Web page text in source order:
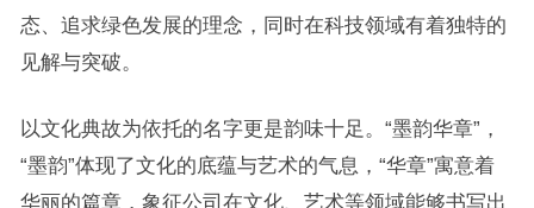
态、追求绿色发展的理念，同时在科技领域有着独特的
见解与突破。
以文化典故为依托的名字更是韵味十足。“墨韵华章”，
“墨韵”体现了文化的底蕴与艺术的气息，“华章”寓意着
华丽的篇章，象征公司在文化、艺术等领域能够书写出